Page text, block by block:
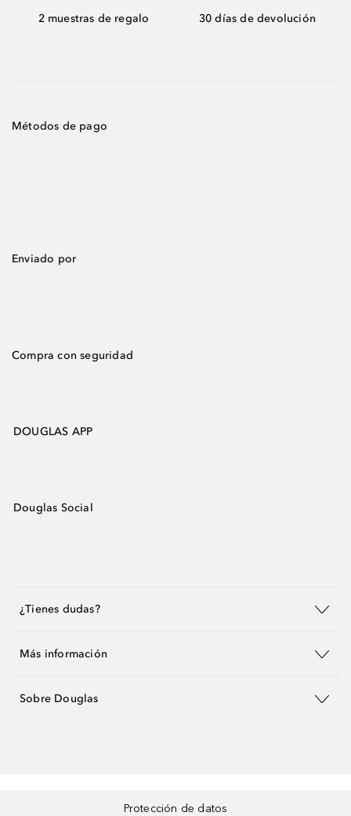
2 muestras de regalo 30 días de devolución
Métodos de pago
Enviado por
Compra con seguridad
DOUGLAS APP
Douglas Social
¿Tienes dudas?
Más información
Sobre Douglas
Protección de datos